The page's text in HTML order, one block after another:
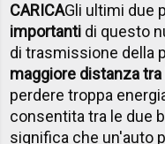
CARICAGli ultimi due
importanti di questo
di trasmissione della
maggiore distanza
perdere troppa
consentita tra le due
significa che un'auto